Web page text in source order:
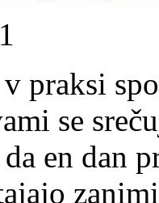
praksi
se
en dan